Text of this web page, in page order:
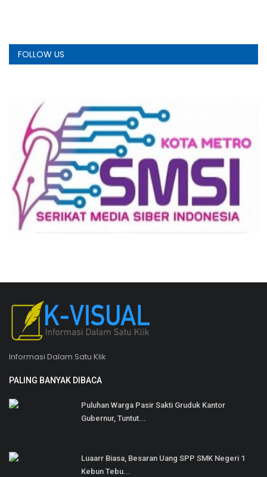
FOLLOW US
Informasi Dalam Satu Klik
PALING BANYAK DIBACA
Puluhan Warga Pasir Sakti Gruduk Kantor
Gubernur, Tuntut...
Luaarr Biasa, Besaran Uang SPP SMK Negeri 1
Kebun Tebu...